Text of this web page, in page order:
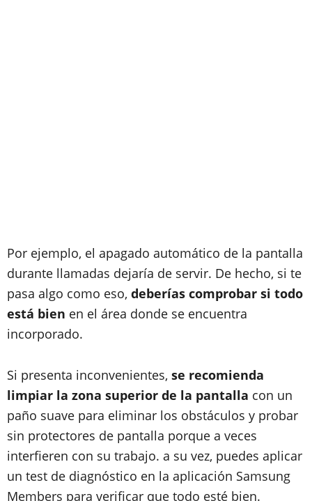
Por ejemplo, el apagado automático de la pantalla
durante llamadas dejaría de servir. De hecho, si te
pasa algo como eso, deberías comprobar si todo
está bien en el área donde se encuentra
incorporado.
Si presenta inconvenientes, se recomienda
limpiar la zona superior de la pantalla con un
paño suave para eliminar los obstáculos y probar
sin protectores de pantalla porque a veces
interfieren con su trabajo. a su vez, puedes aplicar
un test de diagnóstico en la aplicación Samsung
Members para verificar que todo esté bien.